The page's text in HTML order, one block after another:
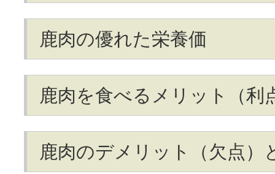
鹿肉の優れた栄養価
鹿肉を食べるメリット（利
鹿肉のデメリット（欠点）